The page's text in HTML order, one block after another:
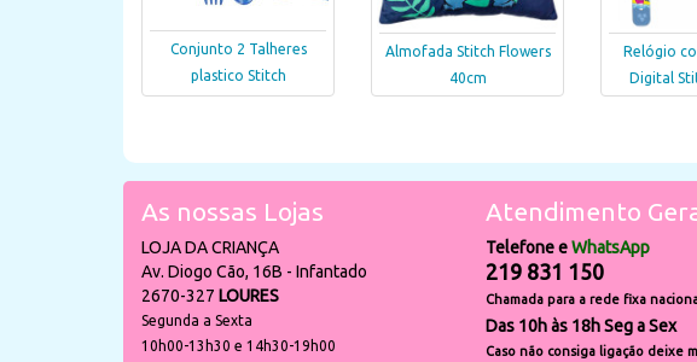
Conjunto 2 Talheres
plastico Stitch
Almofada Stitch Flowers
40cm
Relógio
Digital
As nossas Lojas
LOJA DA CRIANÇA
Av. Diogo Cão, 16B - Infantado
2670-327 LOURES
Segunda a Sexta
10h00-13h30 e 14h30-19h00
Atendimento
Telefone eWhatsApp
219 831 150
Chamada para a rede fixa
Das 10h às 18h Seg a Sex
Caso não consiga ligação deixe